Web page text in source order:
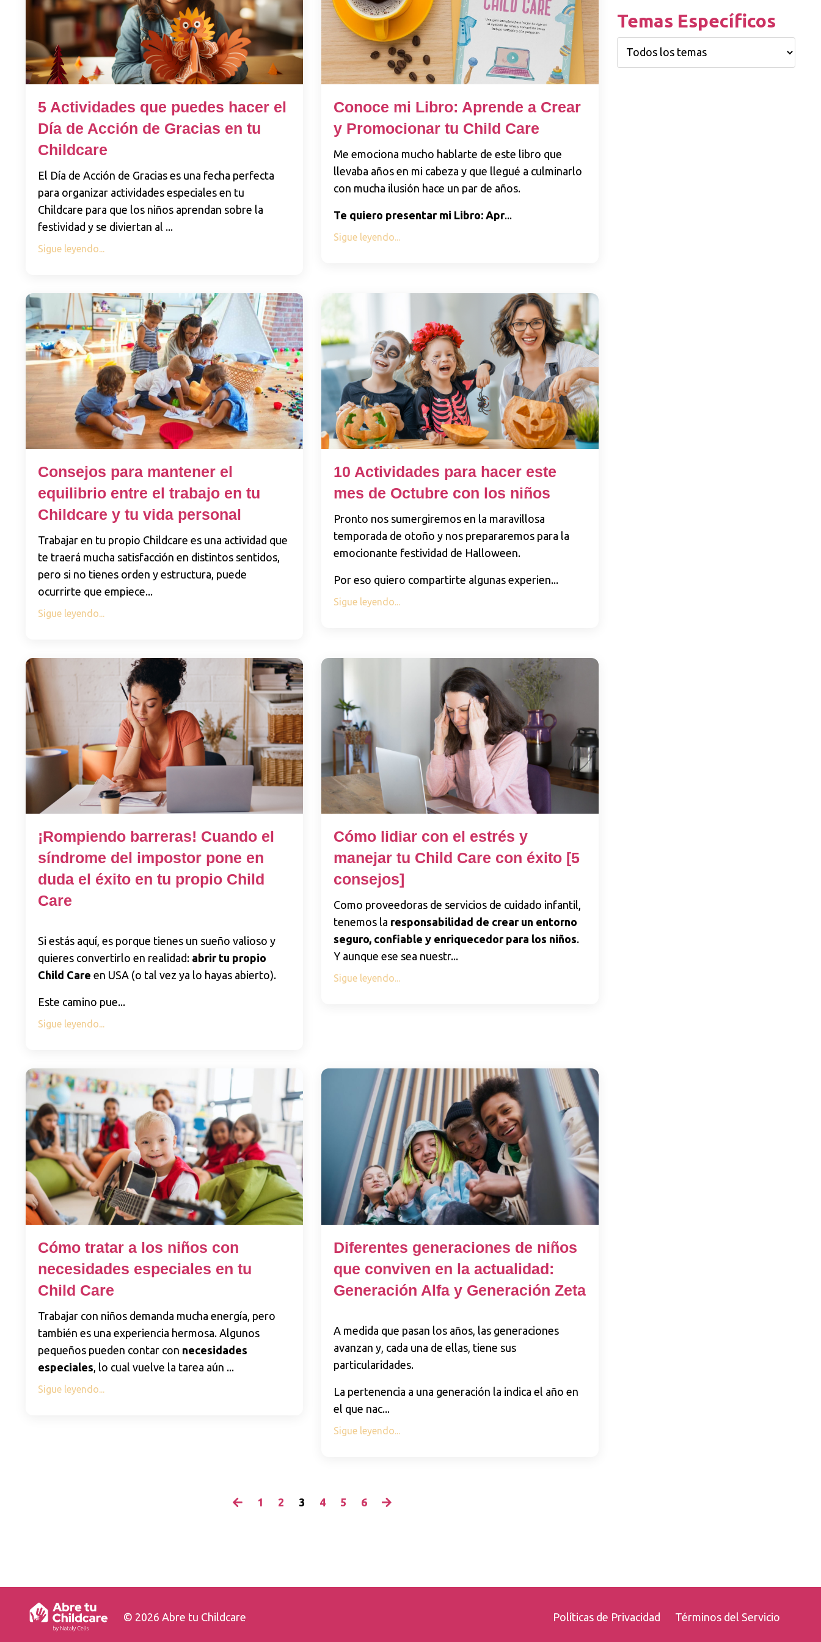
5 Actividades que puedes hacer el
Día de Acción de Gracias en tu
Childcare
El Día de Acción de Gracias es una fecha perfecta
para organizar actividades especiales en tu
Childcare para que los niños aprendan sobre la
festividad y se diviertan al ...
Sigue leyendo...
Conoce mi Libro: Aprende a Crear
y Promocionar tu Child Care
Me emociona mucho hablarte de este libro que
llevaba años en mi cabeza y que llegué a culminarlo
con mucha ilusión hace un par de años.
Te quiero presentar mi Libro: Apr...
Sigue leyendo...
Consejos para mantener el
equilibrio entre el trabajo en tu
Childcare y tu vida personal
Trabajar en tu propio Childcare es una actividad que
te traerá mucha satisfacción en distintos sentidos,
pero si no tienes orden y estructura, puede
ocurrirte que empiece...
Sigue leyendo...
10 Actividades para hacer este
mes de Octubre con los niños
Pronto nos sumergiremos en la maravillosa
temporada de otoño y nos prepararemos para la
emocionante festividad de Halloween.
Por eso quiero compartirte algunas experien...
Sigue leyendo...
¡Rompiendo barreras! Cuando el
síndrome del impostor pone en
duda el éxito en tu propio Child
Care
Si estás aquí, es porque tienes un sueño valioso y
quieres convertirlo en realidad: abrir tu propio
Child Care en USA (o tal vez ya lo hayas abierto).
Este camino pue...
Sigue leyendo...
Cómo lidiar con el estrés y
manejar tu Child Care con éxito [5
consejos]
Como proveedoras de servicios de cuidado infantil,
tenemos la responsabilidad de crear un entorno
seguro, confiable y enriquecedor para los niños.
Y aunque ese sea nuestr...
Sigue leyendo...
Cómo tratar a los niños con
necesidades especiales en tu
Child Care
Trabajar con niños demanda mucha energía, pero
también es una experiencia hermosa. Algunos
pequeños pueden contar con necesidades
especiales , lo cual vuelve la tarea aún ...
Sigue leyendo...
Diferentes generaciones de niños
que conviven en la actualidad:
Generación Alfa y Generación Zeta
A medida que pasan los años, las generaciones
avanzan y, cada una de ellas, tiene sus
particularidades.
La pertenencia a una generación la indica el año en
el que nac...
Sigue leyendo...
1 2 3 4 5 6
Temas Específicos
© 2026 Abre tu Childcare Políticas de Privacidad Términos del Servicio